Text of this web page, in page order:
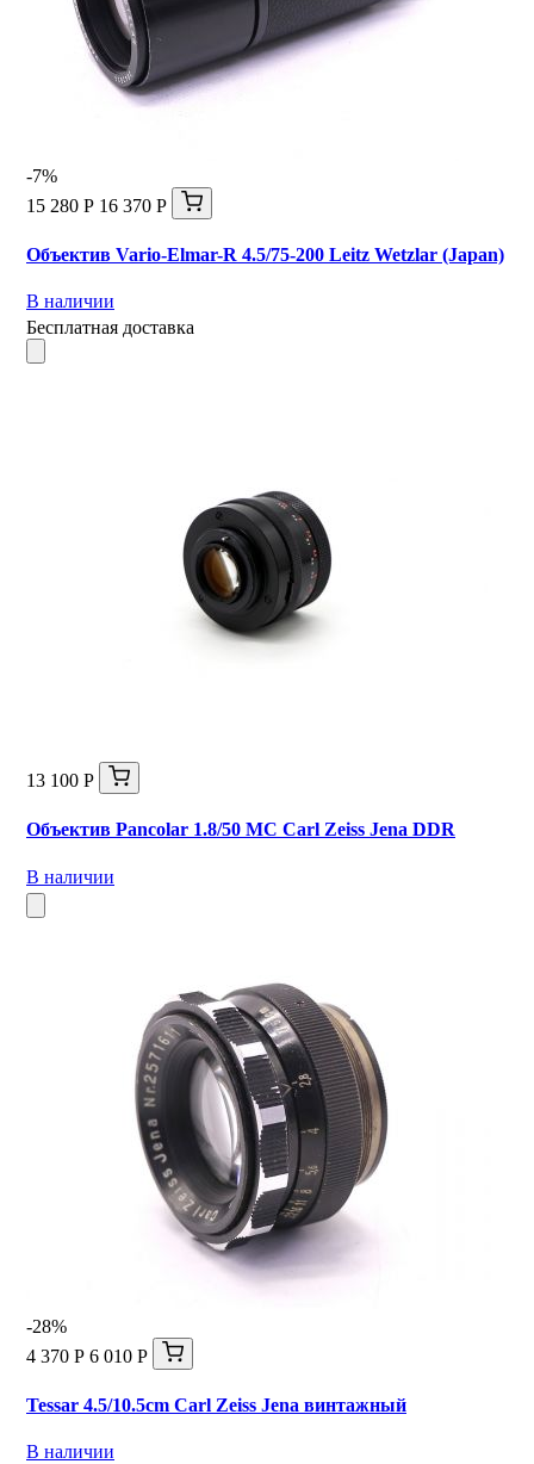
-7%
15 280 Р 16 370 Р
Объектив Vario-Elmar-R 4.5/75-200 Leitz Wetzlar (Japan)
В наличии
Бесплатная доставка
13 100 Р
Объектив Pancolar 1.8/50 MC Carl Zeiss Jena DDR
В наличии
-28%
4 370 Р 6 010 Р
Tessar 4.5/10.5cm Carl Zeiss Jena винтажный
В наличии